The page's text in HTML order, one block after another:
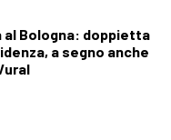
al Bologna: doppietta
a segno anche